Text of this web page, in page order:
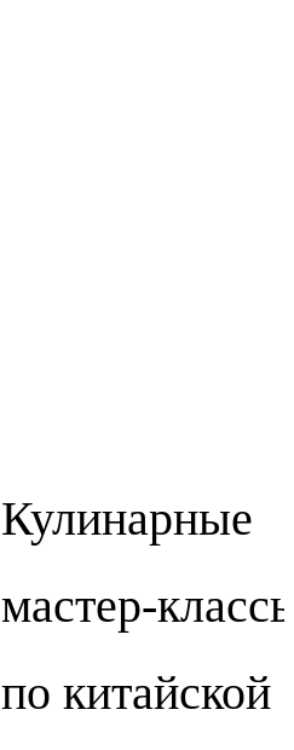
Кулинарные
мастер-
по китайской